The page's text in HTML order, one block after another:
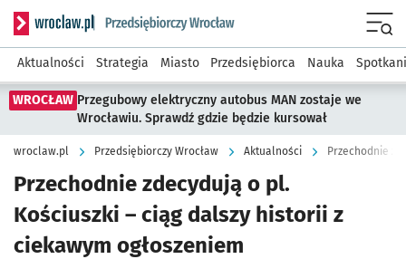
Serwis informacyjny wroclaw.pl podserwis: Strategia
Aktualności Strategia Miasto Przedsiębiorca Nauka
WROCŁAW Przegubowy elektryczny autobus MAN zostaje we
Wrocławiu. Sprawdź gdzie będzie kursował
wroclaw.pl Przedsiębiorczy Wrocław Aktualności
Przechodnie zdecydują o pl.
Kościuszki – ciąg dalszy historii z
ciekawym ogłoszeniem